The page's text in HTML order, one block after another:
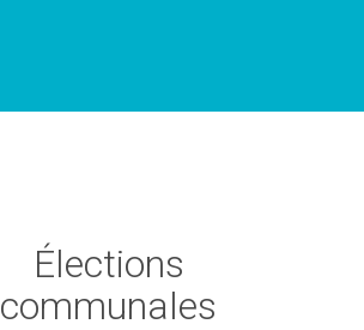
Élections
communales